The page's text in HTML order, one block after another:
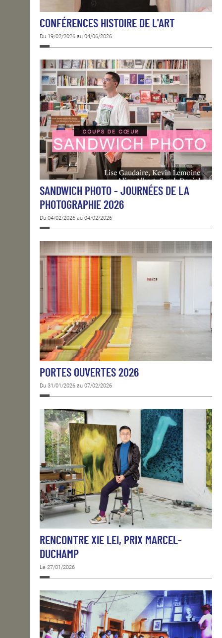
CONFÉRENCES HISTOIRE DE L'ART
Du 19/02/2026 au 04/06/2026
SANDWICH PHOTO - JOURNÉES DE LA
PHOTOGRAPHIE 2026
Du 04/02/2026 au 04/02/2026
PORTES OUVERTES 2026
Du 31/01/2026 au 07/02/2026
RENCONTRE XIE LEI, PRIX MARCEL-
DUCHAMP
Le 27/01/2026